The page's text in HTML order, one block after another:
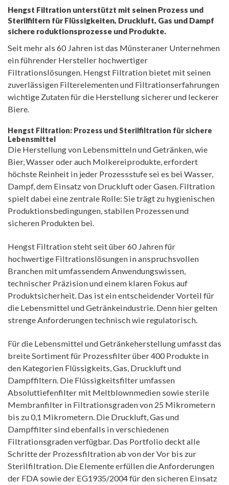
Hengst Filtration unterstützt mit seinen Prozess und
Sterilfiltern für Flüssigkeiten, Druckluft, Gas und Dampf
sichere roduktionsprozesse und Produkte.
Seit mehr als 60 Jahren ist das Münsteraner Unternehmen
ein führender Hersteller hochwertiger
Filtrationslösungen. Hengst Filtration bietet mit seinen
zuverlässigen Filterelementen und Filtrationserfahrungen
wichtige Zutaten für die Herstellung sicherer und leckerer
Biere.
Hengst Filtration: Prozess und Sterilfiltration für sichere
Lebensmittel
Die Herstellung von Lebensmitteln und Getränken, wie
Bier, Wasser oder auch Molkereiprodukte, erfordert
höchste Reinheit in jeder Prozessstufe sei es bei Wasser,
Dampf, dem Einsatz von Druckluft oder Gasen. Filtration
spielt dabei eine zentrale Rolle: Sie trägt zu hygienischen
Produktionsbedingungen, stabilen Prozessen und
sicheren Produkten bei.
Hengst Filtration steht seit über 60 Jahren für
hochwertige Filtrationslösungen in anspruchsvollen
Branchen mit umfassendem Anwendungswissen,
technischer Präzision und einem klaren Fokus auf
Produktsicherheit. Das ist ein entscheidender Vorteil für
die Lebensmittel und Getränkeindustrie. Denn hier gelten
strenge Anforderungen technisch wie regulatorisch.
Für die Lebensmittel und Getränkeherstellung umfasst das
breite Sortiment für Prozessfilter über 400 Produkte in
den Kategorien Flüssigkeits, Gas, Druckluft und
Dampffiltern. Die Flüssigkeitsfilter umfassen
Absoluttiefenfilter mit Meltblownmedien sowie sterile
Membranfilter in Filtrationsgraden von 25 Mikrometern
bis zu 0,1 Mikrometern. Die Druckluft, Gas und
Dampffilter sind ebenfalls in verschiedenen
Filtrationsgraden verfügbar. Das Portfolio deckt alle
Schritte der Prozessfiltration ab von der Vor bis zur
Sterilfiltration. Die Elemente erfüllen die Anforderungen
der FDA sowie der EG1935/2004 für den sicheren Einsatz